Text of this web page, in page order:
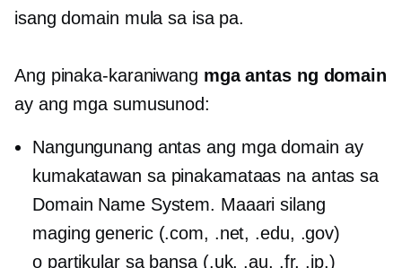
isang domain mula sa isa pa.
Ang pinaka-karaniwang mga antas ng domain
ay ang mga sumusunod:
Nangungunang antas ang mga domain ay
kumakatawan sa pinakamataas na antas sa
Domain Name System. Maaari silang
maging generic (.com, .net, .edu, .gov)
o partikular sa bansa(.uk, .au, .fr, .jp.)